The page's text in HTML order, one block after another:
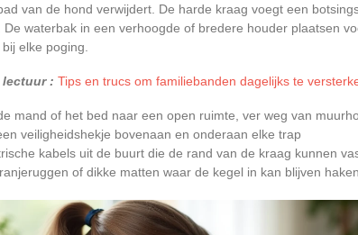
van de hond verwijdert. De harde kraag voegt een
De waterbak in een verhoogde of bredere houder plaatsen
elke poging.
: Tips en trucs om familiebanden dagelijks te
mand of het bed naar een open ruimte, ver weg van
veiligheidshekje bovenaan en onderaan elke trap
kabels uit de buurt die de rand van de kraag kunnen
of dikke matten waar de kegel in kan blijven haken